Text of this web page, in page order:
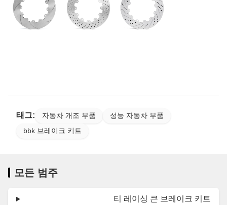
태그: 자동차 개조 부품
성능 자동차 부품
bbk 브레이크 키트
모든 범주
티 레이싱 큰 브레이크 키트